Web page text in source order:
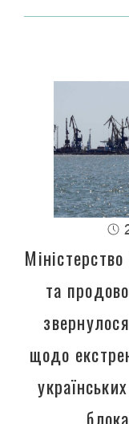
та
щодо